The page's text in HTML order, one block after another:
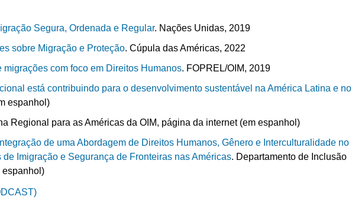
Segura, Ordenada e Regular. Nações Unidas, 2019
sobre Migração e Proteção. Cúpula das Américas, 2022
migrações com foco em Direitos Humanos. FOPREL/OIM, 2019
está contribuindo para o desenvolvimento sustentável na América Latina e no
espanhol)
Regional para as Américas da OIM, página da internet (em espanhol)
de uma Abordagem de Direitos Humanos, Gênero e Interculturalidade no
Imigração e Segurança de Fronteiras nas Américas. Departamento de Inclusão
espanhol)